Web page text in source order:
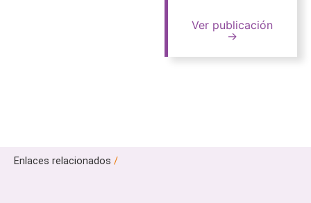
Ver publicación
→
Enlaces relacionados /